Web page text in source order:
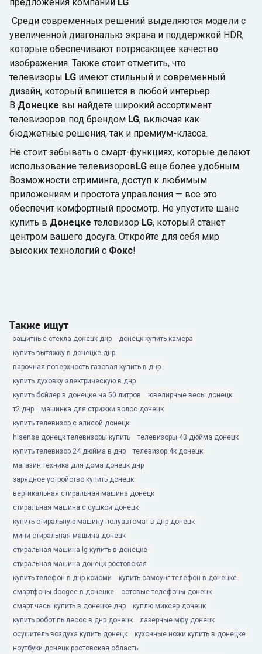
Среди современных решений выделяются модели с
увеличенной диагональю экрана и поддержкой HDR,
которые обеспечивают потрясающее качество
изображения. Также стоит отметить, что
телевизоры LG имеют стильный и современный
дизайн, который впишется в любой интерьер.
В Донецке вы найдете широкий ассортимент
телевизоров под брендом LG, включая как
бюджетные решения, так и премиум-класса.
Не стоит забывать о смарт-функциях, которые делают
использование телевизоровLG еще более удобным.
Возможности стриминга, доступ к любимым
приложениям и простота управления — все это
обеспечит комфортный просмотр. Не упустите шанс
купить в Донецке телевизор LG, который станет
центром вашего досуга. Откройте для себя мир
высоких технологий с Фокс!
Также ищут
защитные стекла донецк днр
донецк купить камера
купить вытяжку в донецке днр
варочная поверхность газовая купить в днр
купить духовку электрическую в днр
купить бойлер в донецке на 50 литров
ювелирные весы донецк
т2 днр
машинка для стрижки волос донецк
купить телевизор с алисой донецк
hisense донецк телевизоры купить
телевизоры 43 дюйма донецк
купить телевизор 24 дюйма в днр
телевизор 4к донецк
магазин техника для дома донецк днр
зарядное устройство купить донецк
вертикальная стиральная машина донецк
стиральная машина с сушкой донецк
купить стиральную машину полуавтомат в днр донецк
мини стиральная машина донецк
стиральная машина lg купить в донецке
стиральная машина донецк ростовская
купить телефон в днр ксиоми
купить самсунг телефон в донецке
смартфоны doogee в донецке
сотовые телефоны донецк
смарт часы купить в донецке днр
куплю миксер донецк
купить робот пылесос в днр донецк
лазерные мфу донецк
осушитель воздуха купить донецк
кухонные ножи купить в донецке
ноутбуки донецк ростовская область